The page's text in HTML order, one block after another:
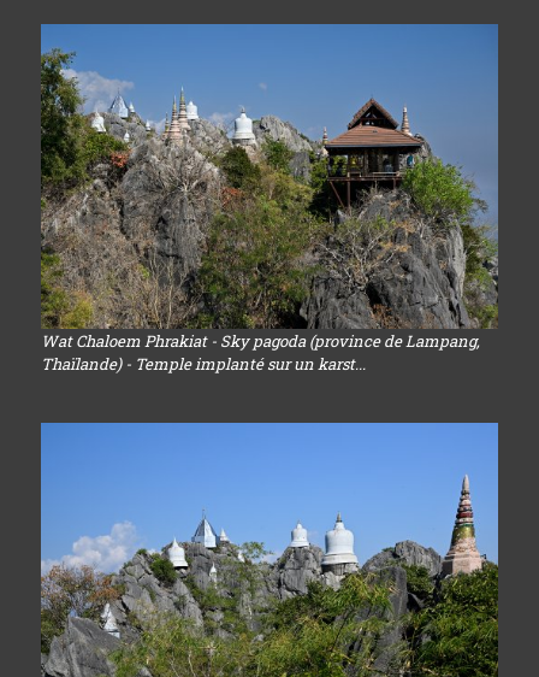
Wat Chaloem Phrakiat - Sky pagoda (province de Lampang,
Thaïlande) - Temple implanté sur un karst...